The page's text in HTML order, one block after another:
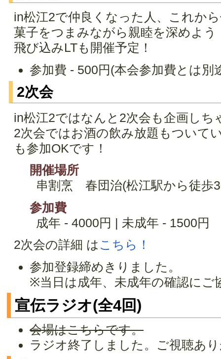
in松江2で仲良くなった人、これか
菓子をつまみながら親睦を深めよう
飛び込みLTも開催予定！
参加費 - 500円(本会参加費とは別
2次会
in松江2ではなんと2次会も企画しち
2次会ではお酒の飲み放題もついて
も参加OKです！
開催場所
串割烹 春団治(松江駅から徒歩
参加費
成年 - 4000円 | 未成年 - 1500円
2次会の詳細 は こちら！
参加登録締めきりました。
※当日は成年、未成年の確認にご
宣伝ラジオ(全4回)
会場はこちらです。
ラジオ終了しました。ご視聴あ